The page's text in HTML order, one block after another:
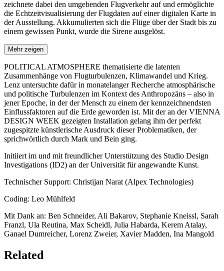
zeichnete dabei den umgebenden Flugverkehr auf und ermöglichte
die Echtzeitvisualisierung der Flugdaten auf einer digitalen Karte in
der Ausstellung. Akkumulierten sich die Flüge über der Stadt bis zu
einem gewissen Punkt, wurde die Sirene ausgelöst.
Mehr zeigen
POLITICAL ATMOSPHERE thematisierte die latenten
Zusammenhänge von Flugturbulenzen, Klimawandel und Krieg.
Lenz untersuchte dafür in monatelanger Recherche atmosphärische
und politische Turbulenzen im Kontext des Anthropozäns – also in
jener Epoche, in der der Mensch zu einem der kennzeichnendsten
Einflussfaktoren auf die Erde geworden ist. Mit der an der VIENNA
DESIGN WEEK gezeigten Installation gelang ihm der perfekt
zugespitzte künstlerische Ausdruck dieser Problematiken, der
sprichwörtlich durch Mark und Bein ging.
Initiiert im und mit freundlicher Unterstützung des Studio Design
Investigations (ID2) an der Universität für angewandte Kunst.
Technischer Support: Christijan Narat (Alpex Technologies)
Coding: Leo Mühlfeld
Mit Dank an: Ben Schneider, Ali Bakarov, Stephanie Kneissl, Sarah
Franzl, Ula Reutina, Max Scheidl, Julia Habarda, Kerem Atalay,
Ganael Dumreicher, Lorenz Zweier, Xavier Madden, Ina Mangold
Related